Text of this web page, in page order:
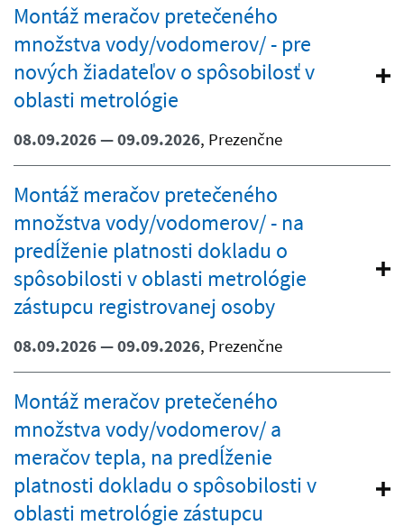
Montáž meračov pretečeného
množstva vody/vodomerov/ - pre
nových žiadateľov o spôsobilosť v
oblasti metrológie
08.09.2026 — 09.09.2026, Prezenčne
Montáž meračov pretečeného
množstva vody/vodomerov/ - na
predĺženie platnosti dokladu o
spôsobilosti v oblasti metrológie
zástupcu registrovanej osoby
08.09.2026 — 09.09.2026, Prezenčne
Montáž meračov pretečeného
množstva vody/vodomerov/ a
meračov tepla, na predĺženie
platnosti dokladu o spôsobilosti v
oblasti metrológie zástupcu